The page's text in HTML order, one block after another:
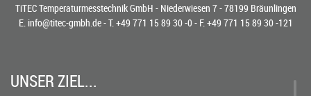
TiTEC Temperaturmesstechnik GmbH - Niederwiesen 7 - 78199 Bräunlingen
E. info@titec-gmbh.de- T. +49 771 15 89 30 -0- F. +49 771 15 89 30 -121
UNSER ZIEL...